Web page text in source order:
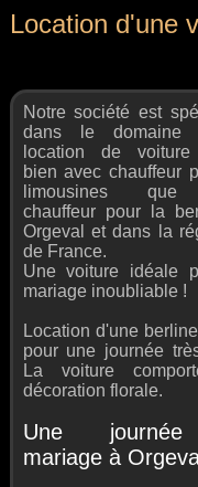
Location d'une
Notre société est
dans le
location de voiture
bien avec chauffeur
limousines
chauffeur pour la
Orgeval et dans la
de France.
Une voiture idéale
mariage inoubliable !
Location d'une
pour une journée
La voiture
décoration florale.
Une
mariage à